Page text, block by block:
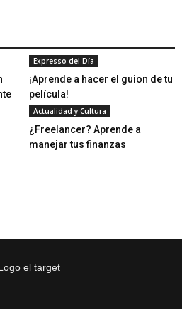
Expresso del Día
¡Aprende a hacer el guion de tu
película!
Actualidad y Cultura
¿Freelancer? Aprende a
manejar tus finanzas